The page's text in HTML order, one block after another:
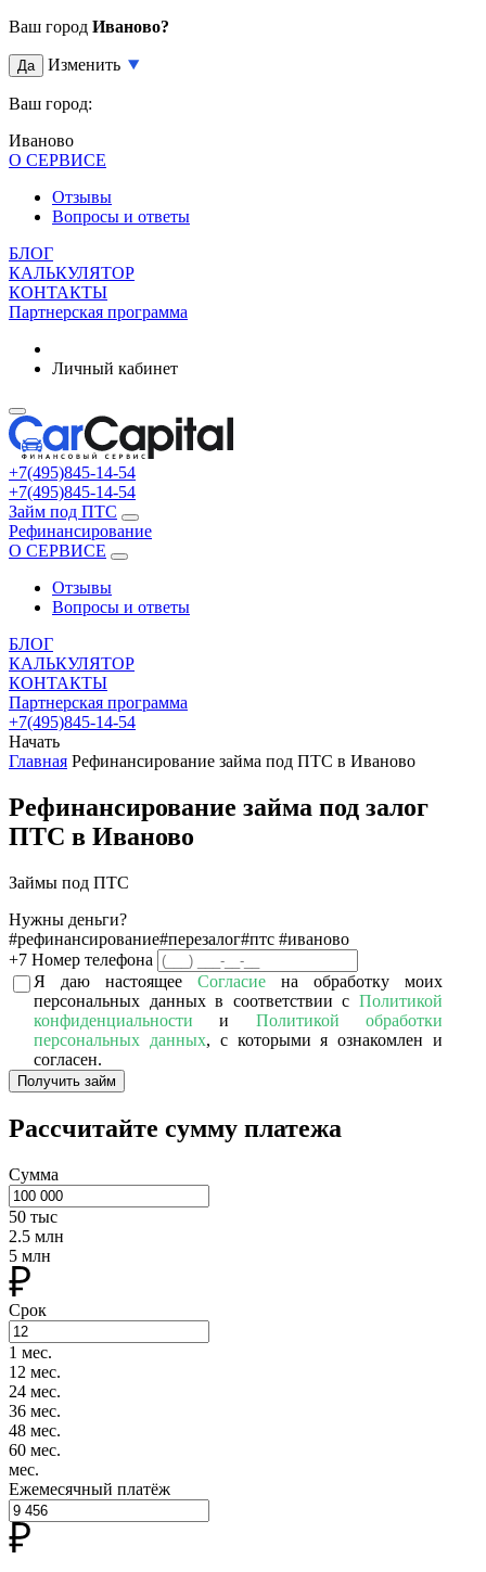
Ваш город Иваново?
Да Изменить
Ваш город:
Иваново
О СЕРВИСЕ
Отзывы
Вопросы и ответы
БЛОГ
КАЛЬКУЛЯТОР
КОНТАКТЫ
Партнерская программа
Личный кабинет
+7(495)845-14-54
+7(495)845-14-54
Займ под ПТС
Рефинансирование
О СЕРВИСЕ
Отзывы
Вопросы и ответы
БЛОГ
КАЛЬКУЛЯТОР
КОНТАКТЫ
Партнерская программа
+7(495)845-14-54
Начать
Главная Рефинансирование займа под ПТС в Иваново
Рефинансирование займа под залог
ПТС в Иваново
Займы под ПТС
Нужны деньги?
#рефинансирование#перезалог#птс #иваново
+7 Номер телефона
Я даю настоящее Согласие на обработку моих
персональных данных в соответствии с Политикой
конфиденциальности и Политикой обработки
персональных данных, с которыми я ознакомлен и
согласен.
Получить займ
Рассчитайте сумму платежа
Сумма
50 тыс
2.5 млн
5 млн
Срок
1 мес.
12 мес.
24 мес.
36 мес.
48 мес.
60 мес.
мес.
Ежемесячный платёж